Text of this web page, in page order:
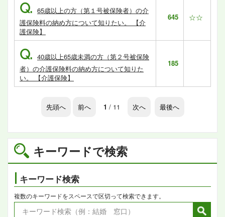
キーワードで検索
キーワード検索
複数のキーワードをスペースで区切って検索できます。
Q. 65歳以上の方（第１号被保険者）の介
護保険料の納め方について知りたい。 【介
護保険】
645 ☆☆
Q. 40歳以上65歳未満の方（第２号被保険
者）の介護保険料の納め方について知りた
い。 【介護保険】
185
先頭へ 前へ 1 / 11 次へ 最後へ